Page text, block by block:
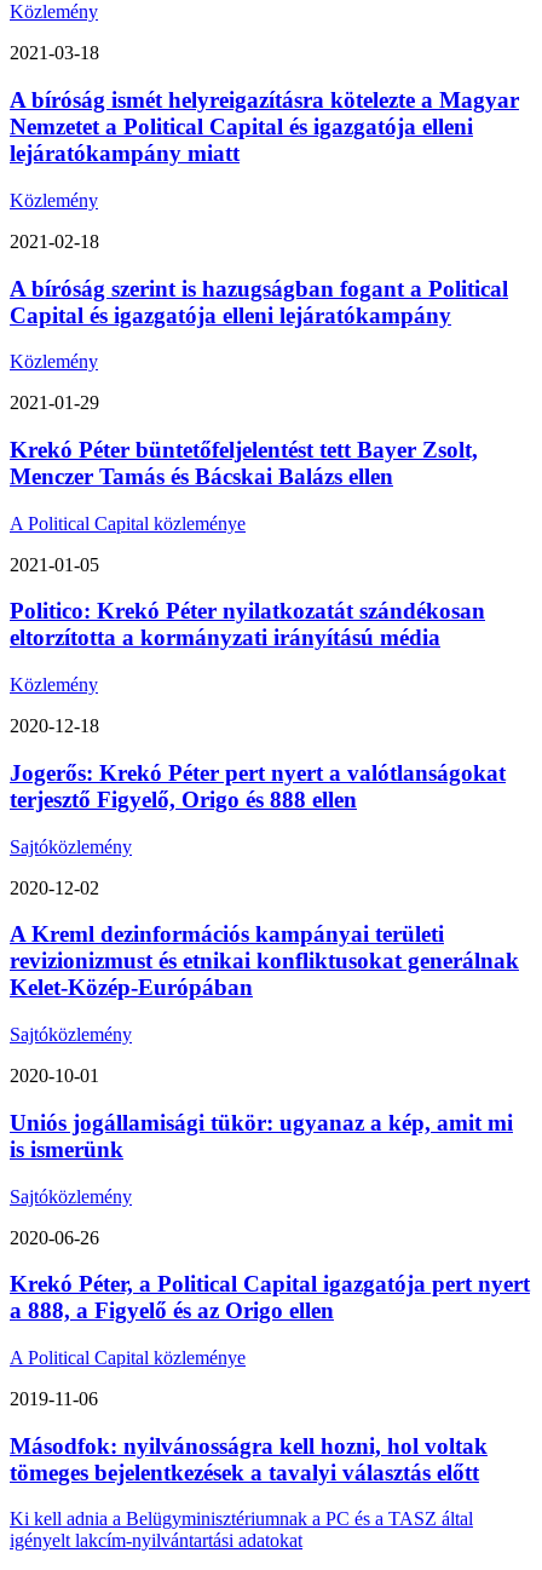
Közlemény
2021-03-18
A bíróság ismét helyreigazításra kötelezte a Magyar
Nemzetet a Political Capital és igazgatója elleni
lejáratókampány miatt
Közlemény
2021-02-18
A bíróság szerint is hazugságban fogant a Political
Capital és igazgatója elleni lejáratókampány
Közlemény
2021-01-29
Krekó Péter büntetőfeljelentést tett Bayer Zsolt,
Menczer Tamás és Bácskai Balázs ellen
A Political Capital közleménye
2021-01-05
Politico: Krekó Péter nyilatkozatát szándékosan
eltorzította a kormányzati irányítású média
Közlemény
2020-12-18
Jogerős: Krekó Péter pert nyert a valótlanságokat
terjesztő Figyelő, Origo és 888 ellen
Sajtóközlemény
2020-12-02
A Kreml dezinformációs kampányai területi
revizionizmust és etnikai konfliktusokat generálnak
Kelet-Közép-Európában
Sajtóközlemény
2020-10-01
Uniós jogállamisági tükör: ugyanaz a kép, amit mi
is ismerünk
Sajtóközlemény
2020-06-26
Krekó Péter, a Political Capital igazgatója pert nyert
a 888, a Figyelő és az Origo ellen
A Political Capital közleménye
2019-11-06
Másodfok: nyilvánosságra kell hozni, hol voltak
tömeges bejelentkezések a tavalyi választás előtt
Ki kell adnia a Belügyminisztériumnak a PC és a TASZ által
igényelt lakcím-nyilvántartási adatokat